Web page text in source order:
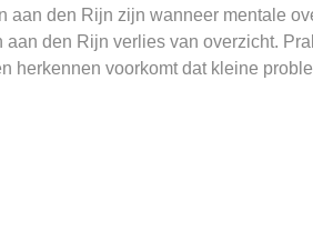
aan den Rijn zijn wanneer mentale
den Rijn verlies van overzicht.
herkennen voorkomt dat kleine